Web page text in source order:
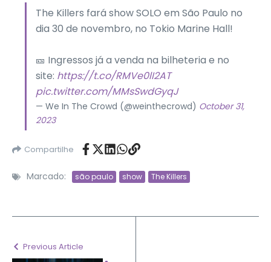
The Killers fará show SOLO em São Paulo no
dia 30 de novembro, no Tokio Marine Hall!
🎫 Ingressos já a venda na bilheteria e no
site: https://t.co/RMVe0lI2AT
pic.twitter.com/MMsSwdGyqJ
— We In The Crowd (@weinthecrowd) October 31,
2023
Compartilhe
Marcado: são paulo show The Killers
Previous Article